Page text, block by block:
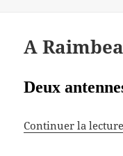
A
Deux
Continuer la